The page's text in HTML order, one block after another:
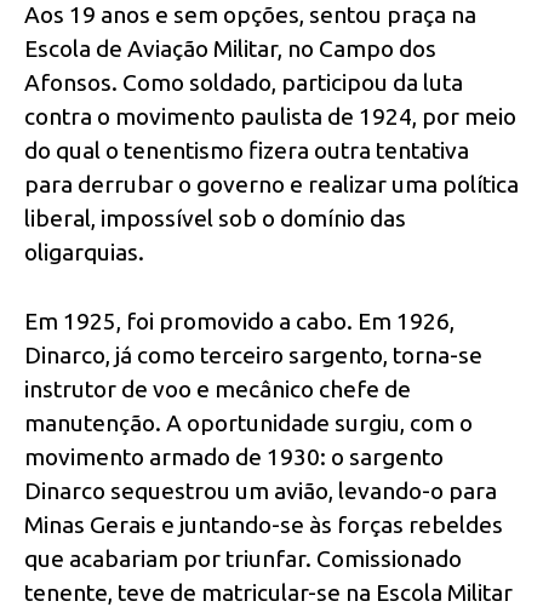
Aos 19 anos e sem opções, sentou praça na
Escola de Aviação Militar, no Campo dos
Afonsos. Como soldado, participou da luta
contra o movimento paulista de 1924, por meio
do qual o tenentismo fizera outra tentativa
para derrubar o governo e realizar uma política
liberal, impossível sob o domínio das
oligarquias.
Em 1925, foi promovido a cabo. Em 1926,
Dinarco, já como terceiro sargento, torna-se
instrutor de voo e mecânico chefe de
manutenção. A oportunidade surgiu, com o
movimento armado de 1930: o sargento
Dinarco sequestrou um avião, levando-o para
Minas Gerais e juntando-se às forças rebeldes
que acabariam por triunfar. Comissionado
tenente, teve de matricular-se na Escola Militar